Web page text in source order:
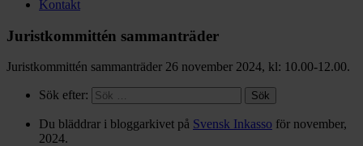
Kontakt
Juristkommittén sammanträder
Juristkommittén sammanträder 26 november 2024, kl: 10.00-12.00.
Sök efter:
Du bläddrar i bloggarkivet på Svensk Inkasso för november,
2024.